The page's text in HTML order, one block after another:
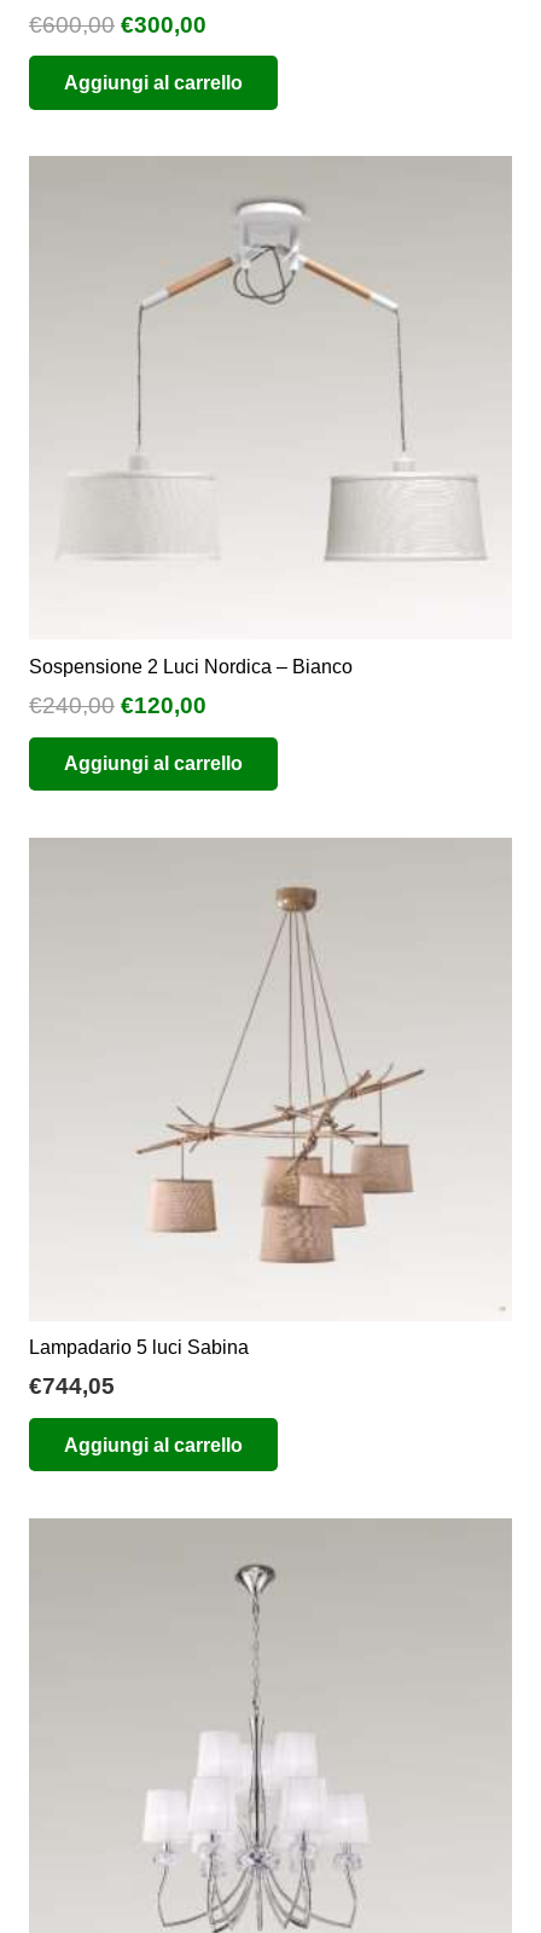
€600,00 Il
prezzo
originale
era:
€300,00
prezzo
attuale
è:
Aggiungi al carrello
Sospensione 2 Luci Nordica – Bianco
€240,00 Il
prezzo
originale
era:
€120,00
prezzo
attuale
è:
Aggiungi al carrello
Lampadario 5 luci Sabina
€744,05
Aggiungi al carrello